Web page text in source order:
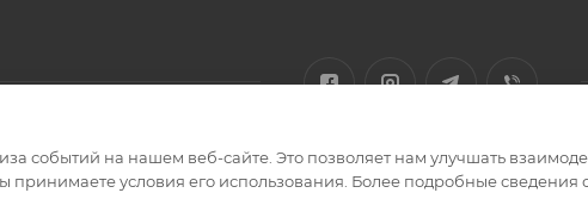
событий на нашем веб-сайте. Это позволяет нам улучшать
принимаете условия его использования. Более подробные сведения